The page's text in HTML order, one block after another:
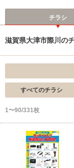
チラシ
滋賀県大津市際川の
すべてのチラシ
1〜90/331枚